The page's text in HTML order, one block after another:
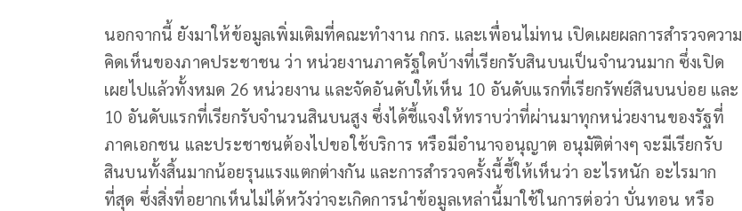
นอกจากนี้ ยังมาให้ข้อมูลเพิ่มเติมที่คณะทำงาน กกร. และเพื่อนไม่ทน เปิดเผยผลการสำรวจความ
คิดเห็นของภาคประชาชน ว่า หน่วยงานภาครัฐใดบ้างที่เรียกรับสินบนเป็นจำนวนมาก ซึ่งเปิด
เผยไปแล้วทั้งหมด 26 หน่วยงาน และจัดอันดับให้เห็น 10 อันดับแรกที่เรียกรัพย์สินบนบ่อย และ
10 อันดับแรกที่เรียกรับจำนวนสินบนสูง ซึ่งได้ชี้แจงให้ทราบว่าที่ผ่านมาทุกหน่วยงานของรัฐที่
ภาคเอกชน และประชาชนต้องไปขอใช้บริการ หรือมีอำนาจอนุญาต อนุมัติต่างๆ จะมีเรียกรับ
สินบนทั้งสิ้นมากน้อยรุนแรงแตกต่างกัน และการสำรวจครั้งนี้ชี้ให้เห็นว่า อะไรหนัก อะไรมาก
ที่สุด ซึ่งสิ่งที่อยากเห็นไม่ได้หวังว่าจะเกิดการนำข้อมูลเหล่านี้มาใช้ในการต่อว่า บั่นทอน หรือ